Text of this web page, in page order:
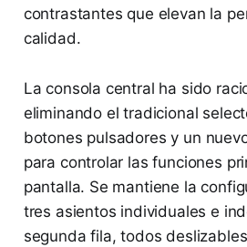
contrastantes que elevan la
calidad.
La consola central ha sido
eliminando el tradicional
botones pulsadores y un
para controlar las funciones
pantalla. Se mantiene la
tres asientos individuales e
segunda fila, todos